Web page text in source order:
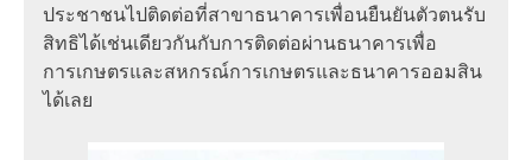
ประชาชนไปติดต่อที่สาขาธนาคารเพื่อนยืนยันตัวตนรับ
สิทธิได้เช่นเดียวกันกับการติดต่อผ่านธนาคารเพื่อ
การเกษตรและสหกรณ์การเกษตรและธนาคารออมสิน
ได้เลย